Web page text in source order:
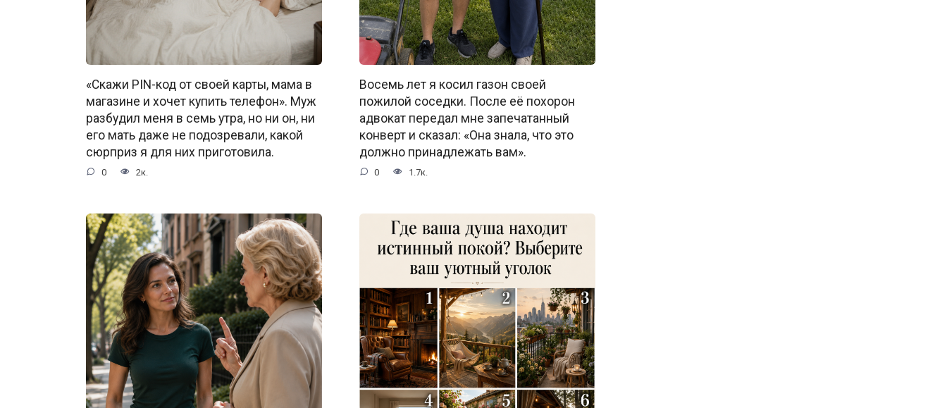
«Скажи PIN-код от своей карты, мама в
магазине и хочет купить телефон». Муж
разбудил меня в семь утра, но ни он, ни
его мать даже не подозревали, какой
сюрприз я для них приготовила.
0 2к.
Восемь лет я косил газон своей
пожилой соседки. После её похорон
адвокат передал мне запечатанный
конверт и сказал: «Она знала, что это
должно принадлежать вам».
0 1.7к.